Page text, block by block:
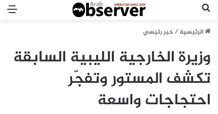
الرئيسية/خبر رئيسي
وزيرة الخارجية الليبية السابقة
تكشف المستور وتفجّر
احتجاجات واسعة